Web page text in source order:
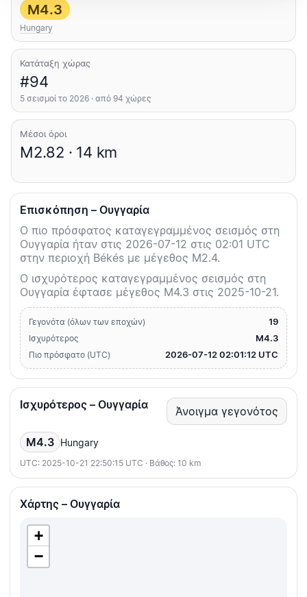
M4.3
Hungary
Κατάταξη χώρας
#94
5 σεισμοί το 2026 · από 94 χώρες
Μέσοι όροι
M2.82 · 14 km
Επισκόπηση – Ουγγαρία
Ο πιο πρόσφατος καταγεγραμμένος σεισμός στη
Ουγγαρία ήταν στις 2026-07-12 στις 02:01 UTC
στην περιοχή Békés με μέγεθος M2.4.
Ο ισχυρότερος καταγεγραμμένος σεισμός στη
Ουγγαρία έφτασε μέγεθος M4.3 στις 2025-10-21.
Γεγονότα (όλων των εποχών) 19
Ισχυρότερος M4.3
Πιο πρόσφατο (UTC) 2026-07-12 02:01:12 UTC
Ισχυρότερος – Ουγγαρία Άνοιγμα γεγονότος
M4.3 Hungary
UTC: 2025-10-21 22:50:15 UTC · Βάθος: 10 km
Χάρτης – Ουγγαρία
+
−